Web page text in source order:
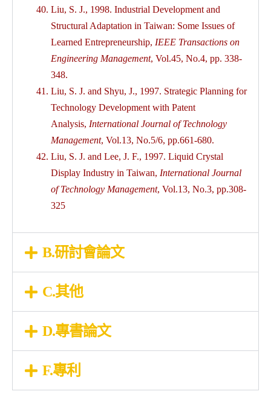
Liu, S. J., 1998. Industrial Development and
Structural Adaptation in Taiwan: Some Issues of
Learned Entrepreneurship, IEEE Transactions on
Engineering Management, Vol.45, No.4, pp. 338-
348.
Liu, S. J. and Shyu, J., 1997. Strategic Planning for
Technology Development with Patent
Analysis, International Journal of Technology
Management, Vol.13, No.5/6, pp.661-680.
Liu, S. J. and Lee, J. F., 1997. Liquid Crystal
Display Industry in Taiwan, International Journal
of Technology Management, Vol.13, No.3, pp.308-
325
B.研討會論文
C.其他
D.專書論文
F.專利